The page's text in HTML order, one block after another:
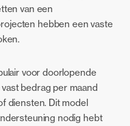
van een
hebben een vaste
voor doorlopende
bedrag per maand
diensten. Dit model
nodig hebt